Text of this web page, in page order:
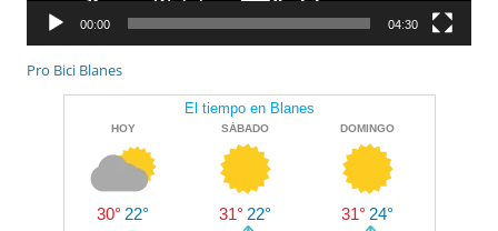
00:00 04:30
Pro Bici Blanes